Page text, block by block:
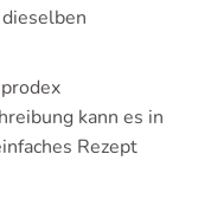
kann es in
Rezept